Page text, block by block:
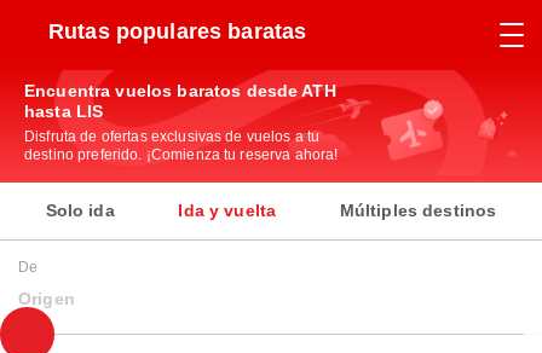
Rutas populares baratas
Encuentra vuelos baratos desde ATH
hasta LIS
Disfruta de ofertas exclusivas de vuelos a tu
destino preferido. ¡Comienza tu reserva ahora!
Solo ida Ida y vuelta Múltiples destinos
De
Origen